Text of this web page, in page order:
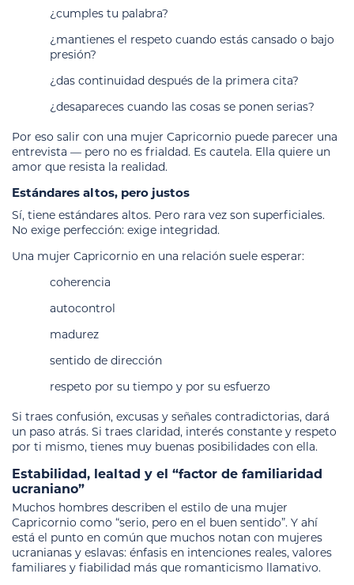
¿cumples tu palabra?
¿mantienes el respeto cuando estás cansado o bajo
presión?
¿das continuidad después de la primera cita?
¿desapareces cuando las cosas se ponen serias?
Por eso salir con una mujer Capricornio puede parecer una
entrevista — pero no es frialdad. Es cautela. Ella quiere un
amor que resista la realidad.
Estándares altos, pero justos
Sí, tiene estándares altos. Pero rara vez son superficiales.
No exige perfección: exige integridad.
Una mujer Capricornio en una relación suele esperar:
coherencia
autocontrol
madurez
sentido de dirección
respeto por su tiempo y por su esfuerzo
Si traes confusión, excusas y señales contradictorias, dará
un paso atrás. Si traes claridad, interés constante y respeto
por ti mismo, tienes muy buenas posibilidades con ella.
Estabilidad, lealtad y el “factor de familiaridad
ucraniano”
Muchos hombres describen el estilo de una mujer
Capricornio como “serio, pero en el buen sentido”. Y ahí
está el punto en común que muchos notan con mujeres
ucranianas y eslavas: énfasis en intenciones reales, valores
familiares y fiabilidad más que romanticismo llamativo.